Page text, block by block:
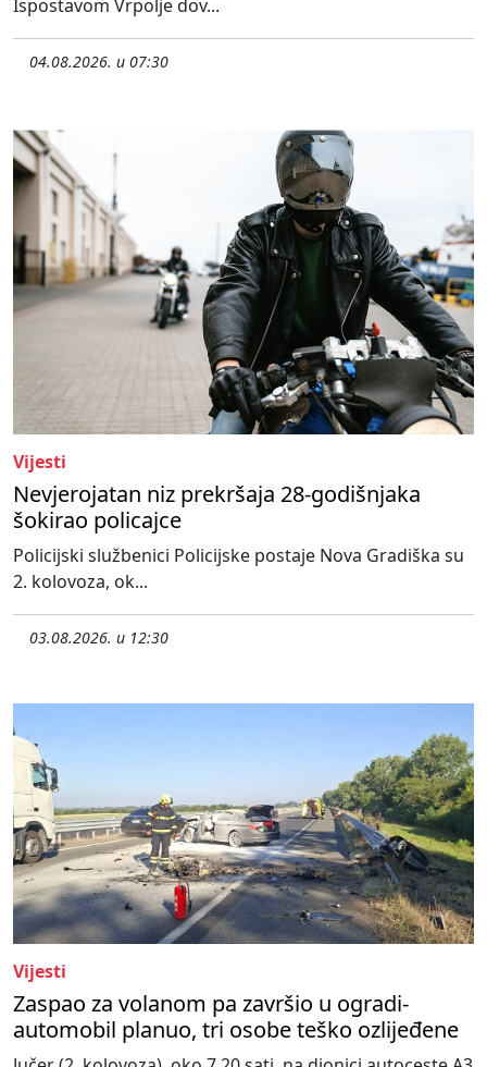
Ispostavom Vrpolje dov...
04.08.2026. u 07:30
Vijesti
Nevjerojatan niz prekršaja 28-godišnjaka
šokirao policajce
Policijski službenici Policijske postaje Nova Gradiška su
2. kolovoza, ok...
03.08.2026. u 12:30
Vijesti
Zaspao za volanom pa završio u ogradi-
automobil planuo, tri osobe teško ozlijeđene